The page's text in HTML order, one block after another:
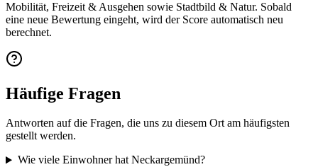
Mobilität, Freizeit & Ausgehen sowie Stadtbild & Natur. Sobald
eine neue Bewertung eingeht, wird der Score automatisch neu
berechnet.
Häufige Fragen
Antworten auf die Fragen, die uns zu diesem Ort am häufigsten
gestellt werden.
Wie viele Einwohner hat Neckargemünd?